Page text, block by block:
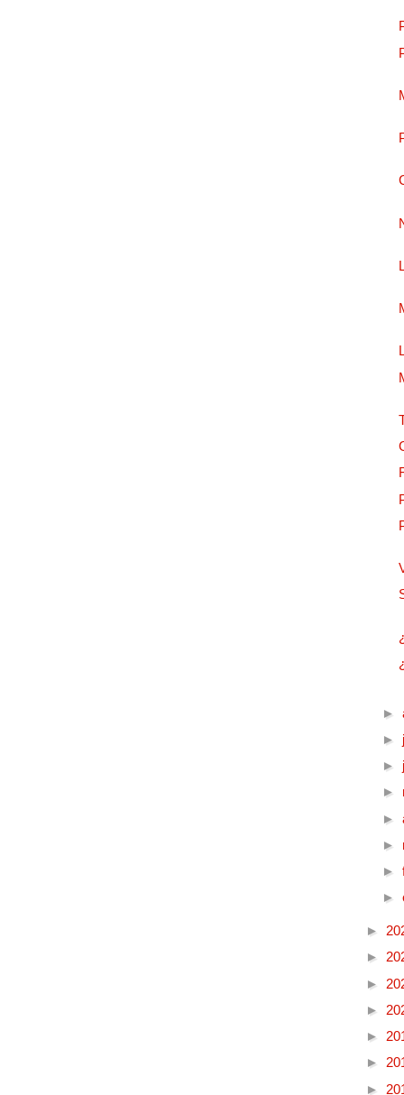
►
►
►
►
►
►
►
►
►
►
►
►
►
►
►